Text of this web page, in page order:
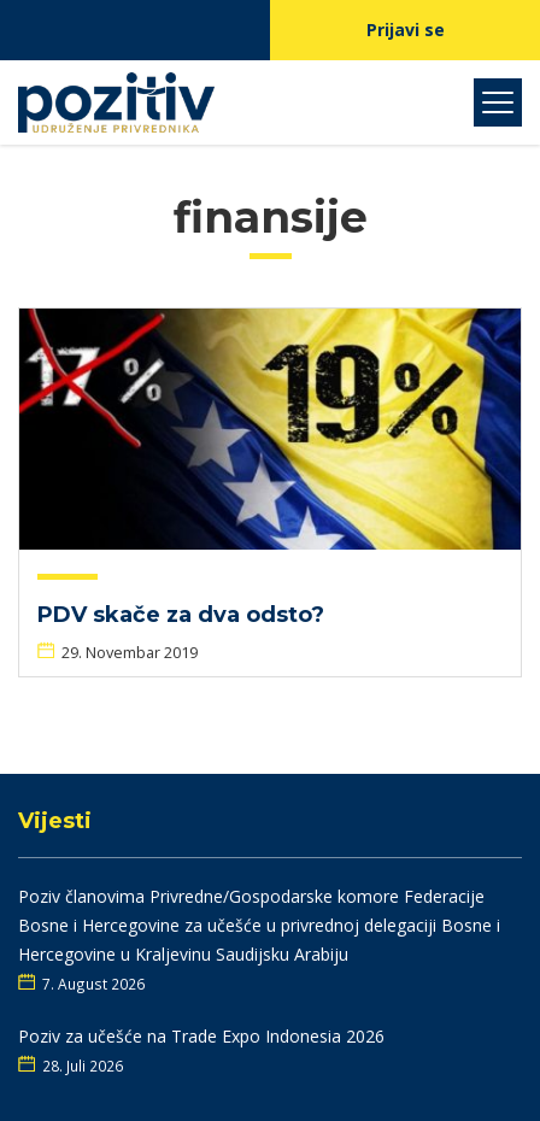
Prijavi se
finansije
PDV skače za dva odsto?
29. Novembar 2019
Vijesti
Poziv članovima Privredne/Gospodarske komore Federacije
Bosne i Hercegovine za učešće u privrednoj delegaciji Bosne i
Hercegovine u Kraljevinu Saudijsku Arabiju
7. August 2026
Poziv za učešće na Trade Expo Indonesia 2026
28. Juli 2026